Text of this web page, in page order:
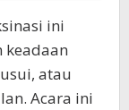
ini
keadaan
atau
Acara ini